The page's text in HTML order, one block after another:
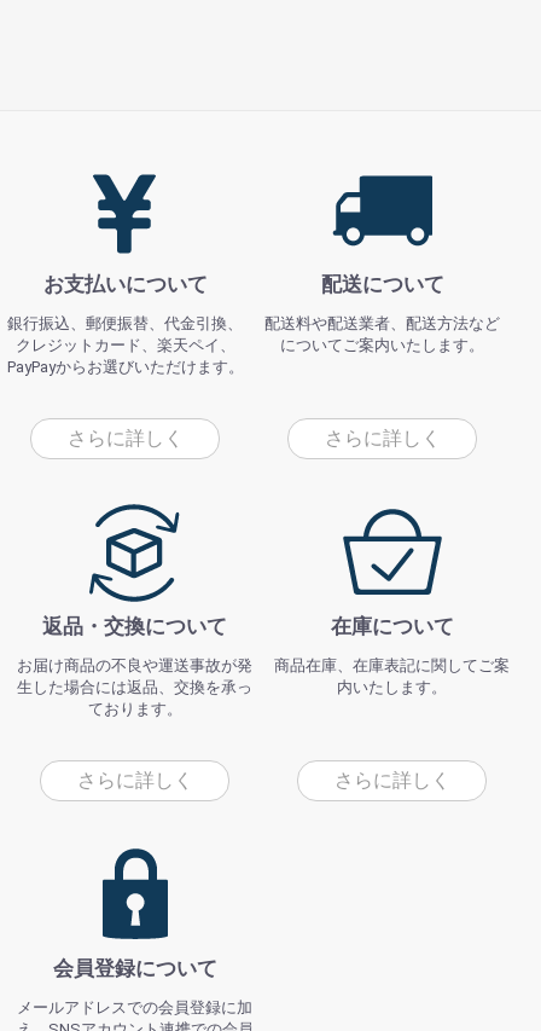
お支払いについて
銀行振込、郵便振替、代金引換、
クレジットカード、楽天ペイ、
PayPayからお選びいただけます。
さらに詳しく
配送について
配送料や配送業者、配送方法など
についてご案内いたします。
さらに詳しく
返品・交換について
お届け商品の不良や運送事故が発
生した場合には返品、交換を承っ
ております。
さらに詳しく
在庫について
商品在庫、在庫表記に関してご案
内いたします。
さらに詳しく
会員登録について
メールアドレスでの会員登録に加